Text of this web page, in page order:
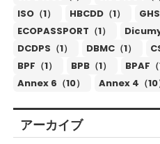
ISO（1）
HBCDD（1） GHS
ECOPASSPORT（1）
DCDPS（1）
DBMC（1）
BPF（1）
BPB（1） BPAF（
Annex 6（10）
Annex 4（10
アーカイブ